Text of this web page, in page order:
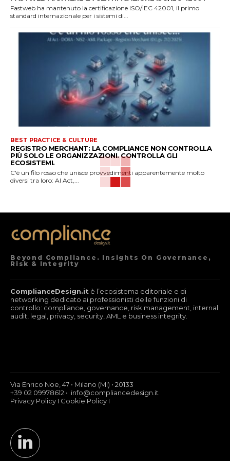
Fastweb ha mantenuto la certificazione ISO/IEC 42001, il primo
standard internazionale per i sistemi di...
BEST PRACTICE & CULTURE
REGISTRO MERCHANT: LA COMPLIANCE NON CONTROLLA
PIÙ SOLO LE ORGANIZZAZIONI. CONTROLLA GLI
ECOSISTEMI.
C'è un filo rosso che unisce provvedimenti apparentemente molto
diversi tra loro: AI Act,...
Beyond Compliance. Insights On Governance,
Risk & Integrity
ComplianceDesign.it è l’ecosistema editoriale e di
networking dedicato ai professionisti delle funzioni di
controllo: compliance, governance, risk management, internal
audit, legal, privacy, security, AML e business integrity.
Via Enrico Noe, 47 • Milano (MI) • 20133
+39 02 09978612 • info@compliancedesign.it
Privacy Policy I Cookie Policy I